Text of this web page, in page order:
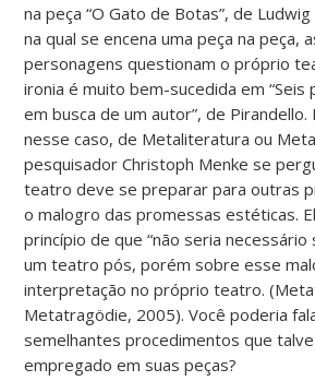
na peça “O Gato de Botas”, de
na qual se encena uma peça na peça,
personagens questionam o próprio
ironia é muito bem-sucedida em “Seis
em busca de um autor”, de Pirandello.
nesse caso, de Metaliteratura ou
pesquisador Christoph Menke se
teatro deve se preparar para outras
o malogro das promessas estéticas.
princípio de que “não seria
um teatro pós, porém sobre esse
interpretação no próprio teatro.
Metatragödie, 2005). Você poderia
semelhantes procedimentos que
empregado em suas peças?